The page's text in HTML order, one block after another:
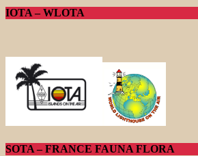
IOTA – WLOTA
SOTA – FRANCE FAUNA FLORA